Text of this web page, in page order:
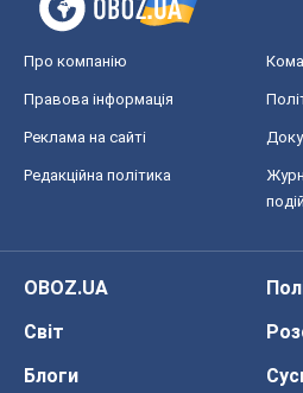
Про компанію
Правова інформація
Реклама на сайті
Редакційна політика
подій
OBOZ.UA
Світ
Блоги